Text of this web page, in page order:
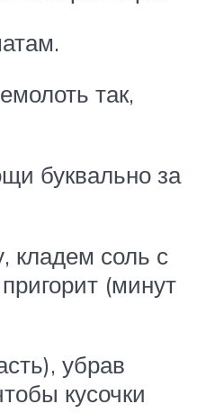
так,
буквально за
кладем соль с
(минут
убрав
кусочки